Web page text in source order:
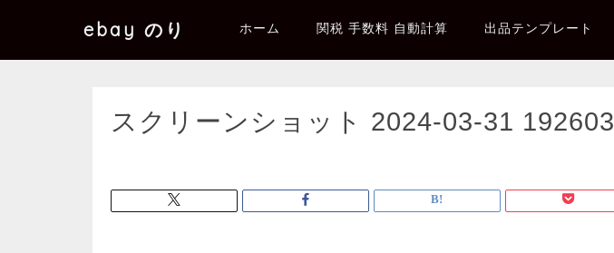
ebay のり ホーム 関税 手数料 自動計算 出品テンプレート
スクリーンショット 2024-03-31 192603